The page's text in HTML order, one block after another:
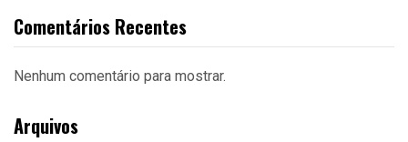
Comentários Recentes
Nenhum comentário para mostrar.
Arquivos